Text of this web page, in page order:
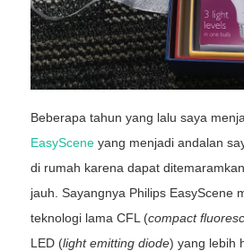
Beberapa tahun yang lalu saya
EasyScene yang menjadi andalan
di rumah karena dapat
jauh. Sayangnya Philips EasyScene
teknologi lama CFL (compact
LED (light emitting diode) yang lebih